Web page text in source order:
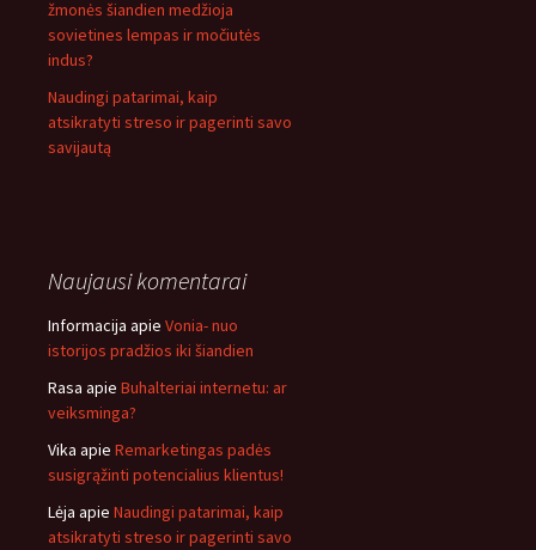
žmonės šiandien medžioja
sovietines lempas ir močiutės
indus?
Naudingi patarimai, kaip
atsikratyti streso ir pagerinti savo
savijautą
Naujausi komentarai
Informacija apie Vonia- nuo
istorijos pradžios iki šiandien
Rasa apie Buhalteriai internetu: ar
veiksminga?
Vika apie Remarketingas padės
susigrąžinti potencialius klientus!
Lėja apie Naudingi patarimai, kaip
atsikratyti streso ir pagerinti savo